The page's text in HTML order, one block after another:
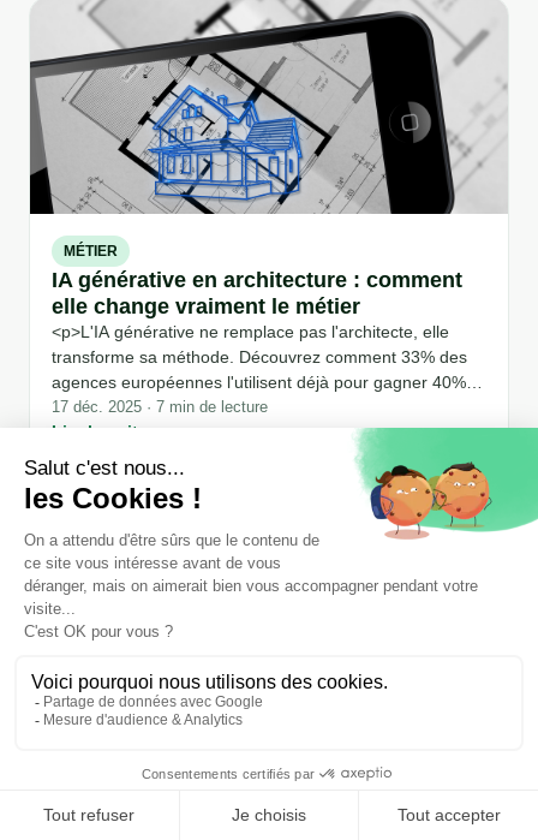
MÉTIER
IA générative en architecture : comment
elle change vraiment le métier
<p>L'IA générative ne remplace pas l'architecte, elle
transforme sa méthode. Découvrez comment 33% des
agences européennes l'utilisent déjà pour gagner 40%
de temps et optimiser leurs projets.</p>
17 déc. 2025 · 7 min de lecture
Lire la suite →
Comprendre IFC pour maîtriser les
Découvrez les 5 étapes clés pour maîtriser le format IFC,